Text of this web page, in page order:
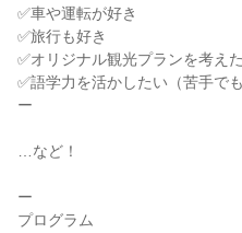
✅車や運転が好き
✅旅行も好き
✅オリジナル観光プランを考え
✅語学力を活かしたい（苦手で
ー
…など！
ー
プログラム